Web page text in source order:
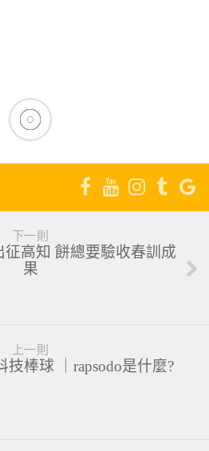
下一則
高知 餅總要驗收春訓成
果
上一則
棒球 ｜rapsodo是什麼?